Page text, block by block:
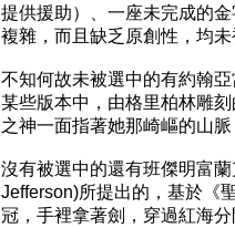
提供援助）、一座未完成的
複雜，而且缺乏原創性，均未
不知何故未被選中的有約翰
某些版本中，由格里柏林雕
之神一面指著她那崎嶇的山脈
沒有被選中的還有班傑明富
Jefferson)所提出的，基於《
冠，手裡拿著劍，穿過紅海